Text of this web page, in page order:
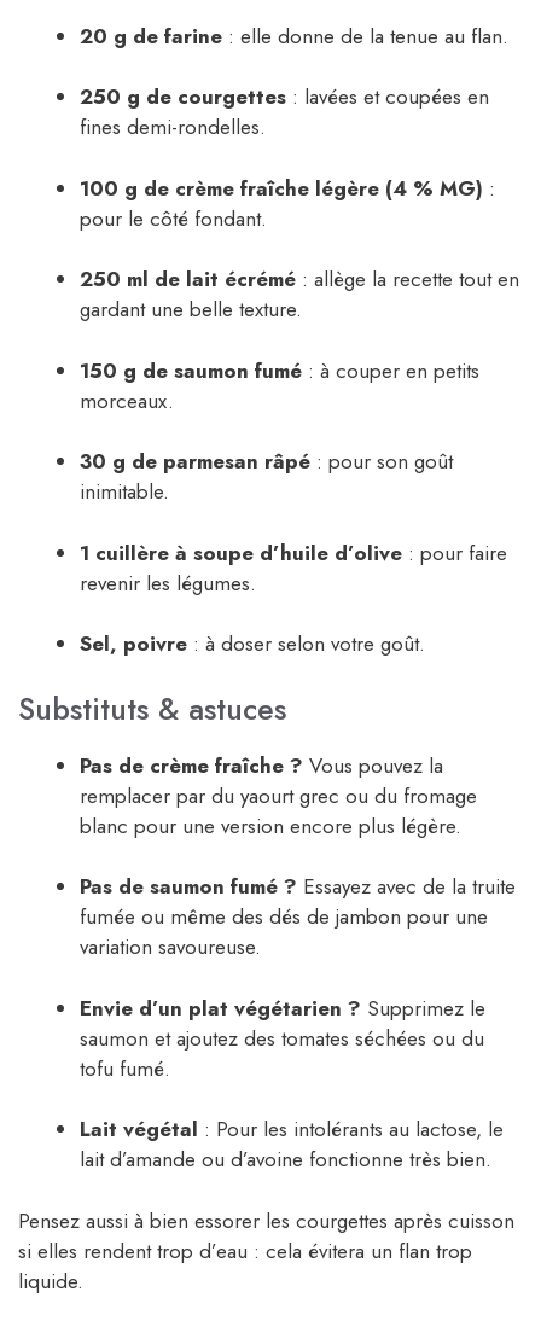
20 g de farine : elle donne de la tenue au flan.
250 g de courgettes : lavées et coupées en
fines demi-rondelles.
100 g de crème fraîche légère (4 % MG) :
pour le côté fondant.
250 ml de lait écrémé : allège la recette tout en
gardant une belle texture.
150 g de saumon fumé : à couper en petits
morceaux.
30 g de parmesan râpé : pour son goût
inimitable.
1 cuillère à soupe d’huile d’olive : pour faire
revenir les légumes.
Sel, poivre : à doser selon votre goût.
Substituts & astuces
Pas de crème fraîche ? Vous pouvez la
remplacer par du yaourt grec ou du fromage
blanc pour une version encore plus légère.
Pas de saumon fumé ? Essayez avec de la truite
fumée ou même des dés de jambon pour une
variation savoureuse.
Envie d’un plat végétarien ? Supprimez le
saumon et ajoutez des tomates séchées ou du
tofu fumé.
Lait végétal : Pour les intolérants au lactose, le
lait d’amande ou d’avoine fonctionne très bien.
Pensez aussi à bien essorer les courgettes après cuisson
si elles rendent trop d’eau : cela évitera un flan trop
liquide.